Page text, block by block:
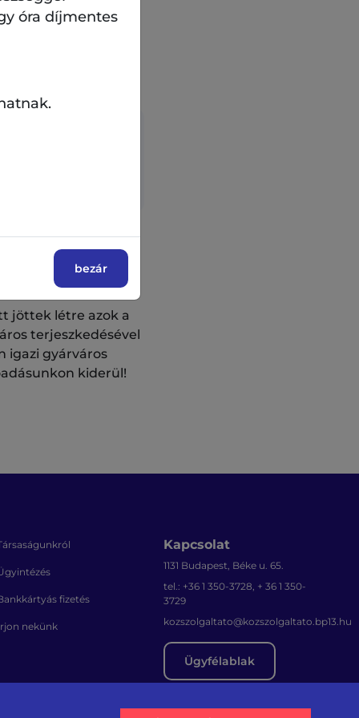
jöttek létre azok a
terjeszkedésével
igazi gyárváros
kiderül!
fizetés
nekünk
Kapcsolat
1131 Budapest, Béke u. 65.
tel.: +36 1 350-3728, + 36 1 350-
3729
kozszolgaltato@kozszolgaltato.bp13.hu
Ügyfélablak
óra díjmentes
bezár